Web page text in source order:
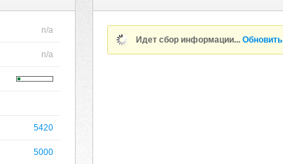
n/a
n/a
5420
5000
Идет сбор информации...Обновить